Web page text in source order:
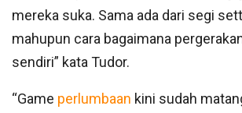
mereka suka. Sama ada dari segi
mahupun cara bagaimana
sendiri” kata Tudor.
“Game perlumbaan kini sudah